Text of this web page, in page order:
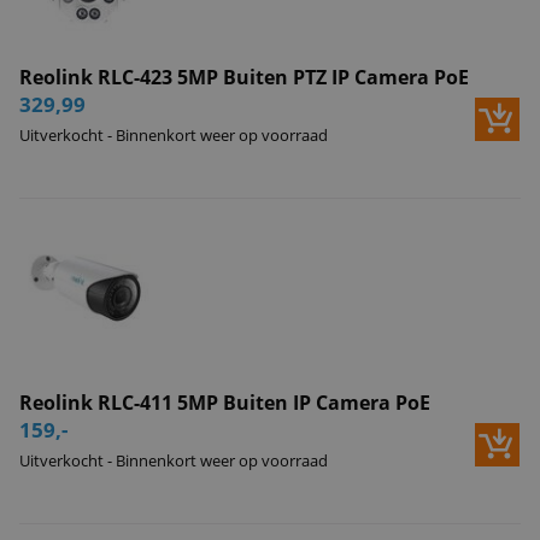
Reolink RLC-423 5MP Buiten PTZ IP Camera PoE
329,99
Uitverkocht - Binnenkort weer op voorraad
Reolink RLC-411 5MP Buiten IP Camera PoE
159,-
Uitverkocht - Binnenkort weer op voorraad